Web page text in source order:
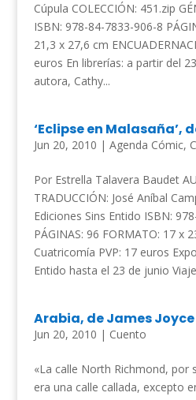
Cúpula COLECCIÓN: 451.zip
ISBN: 978-84-7833-906-8
21,3 x 27,6 cm
euros En librerías: a partir del
autora, Cathy...
‘Eclipse en Malasaña’,
Jun 20, 2010 | Agenda Cómic,
Por Estrella Talavera Baudet
TRADUCCIÓN: José Aníbal
Ediciones Sins Entido ISBN:
PÁGINAS: 96 FORMATO: 17 x
Cuatricomía PVP: 17 euros
Entido hasta el 23 de junio
Arabia, de James Joyce
Jun 20, 2010 | Cuento
«La calle North Richmond, por
era una calle callada, excepto